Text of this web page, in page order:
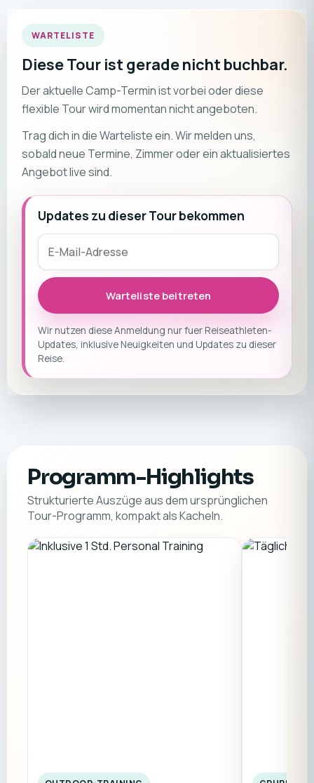
WARTELISTE
Diese Tour ist gerade nicht buchbar.
Der aktuelle Camp-Termin ist vorbei oder diese
flexible Tour wird momentan nicht angeboten.
Trag dich in die Warteliste ein. Wir melden uns,
sobald neue Termine, Zimmer oder ein aktualisiertes
Angebot live sind.
Updates zu dieser Tour bekommen
Warteliste beitreten
Wir nutzen diese Anmeldung nur fuer Reiseathleten-
Updates, inklusive Neuigkeiten und Updates zu dieser
Reise.
Programm-Highlights
Strukturierte Auszüge aus dem ursprünglichen
Tour-Programm, kompakt als Kacheln.